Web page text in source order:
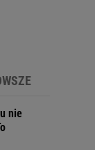
nie